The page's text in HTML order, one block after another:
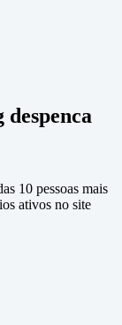
10 pessoas mais
ativos no site